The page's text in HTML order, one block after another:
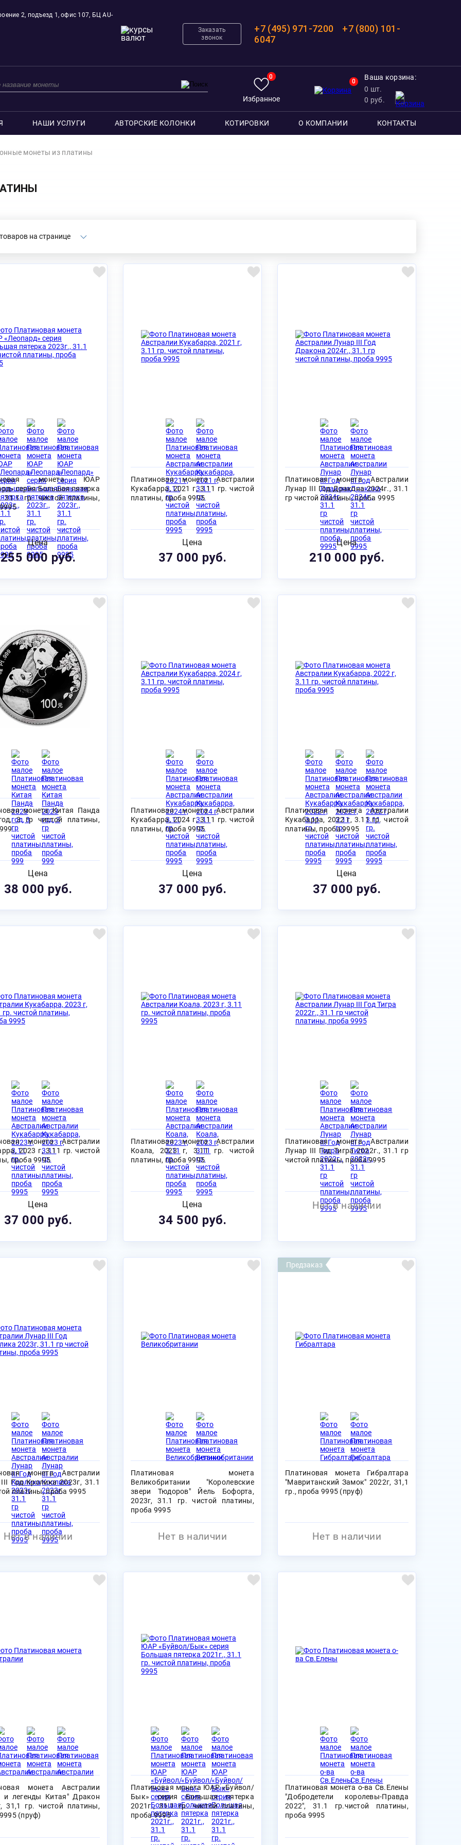
2, подъезд 1, офис 107, БЦ AU-
Заказать
звонок
+7 (495) 971-7200
+7 (800) 101-
6047
0
Избранное
0
Ваша корзина:
0 шт.
0 руб.
НАШИ УСЛУГИ АВТОРСКИЕ КОЛОНКИ КОТИРОВКИ О КОМПАНИИ КОНТАКТЫ
монеты из платины
монета ЮАР
серия Большая пятерка
31.1 гр. чистой платины,
Цена
255 000 руб.
Платиновая монета Австралии
Кукабарра, 2021 г, 3.11 гр. чистой
платины, проба 9995
Цена
37 000 руб.
Платиновая монета Австралии
Лунар III Год Дракона 2024г., 31.1
гр чистой платины, проба 9995
Цена
210 000 руб.
монета Китая Панда
3 гр чистой платины,
Цена
38 000 руб.
Платиновая монета Австралии
Кукабарра, 2024 г, 3.11 гр. чистой
платины, проба 9995
Цена
37 000 руб.
Платиновая монета Австралии
Кукабарра, 2022 г, 3.11 гр. чистой
платины, проба 9995
Цена
37 000 руб.
монета Австралии
2023 г, 3.11 гр. чистой
проба 9995
Цена
37 000 руб.
Платиновая монета Австралии
Коала, 2023 г, 3.11 гр. чистой
платины, проба 9995
Цена
34 500 руб.
Платиновая монета Австралии
Лунар III Год Тигра 2022г., 31.1 гр
чистой платины, проба 9995
Нет в наличии
монета Австралии
Год Кролика 2023г, 31.1
платины, проба 9995
Нет в наличии
Платиновая монета
Великобритании "Королевские
звери Тюдоров" Йель Бофорта,
2023г, 31.1 гр. чистой платины,
проба 9995
Нет в наличии
Предзаказ
Платиновая монета Гибралтара
"Мавританский Замок" 2022г, 31,1
гр., проба 9995 (пруф)
Нет в наличии
монета Австралии
легенды Китая" Дракон
31,1 гр. чистой платины,
(пруф)
Платиновая монета ЮАР «Буйвол/
Бык» серия Большая пятерка
2021г., 31.1 гр. чистой платины,
проба 9995
Платиновая монета о-ва Св.Елены
"Добродетели королевы-Правда
2022", 31.1 гр.чистой платины,
проба 9995